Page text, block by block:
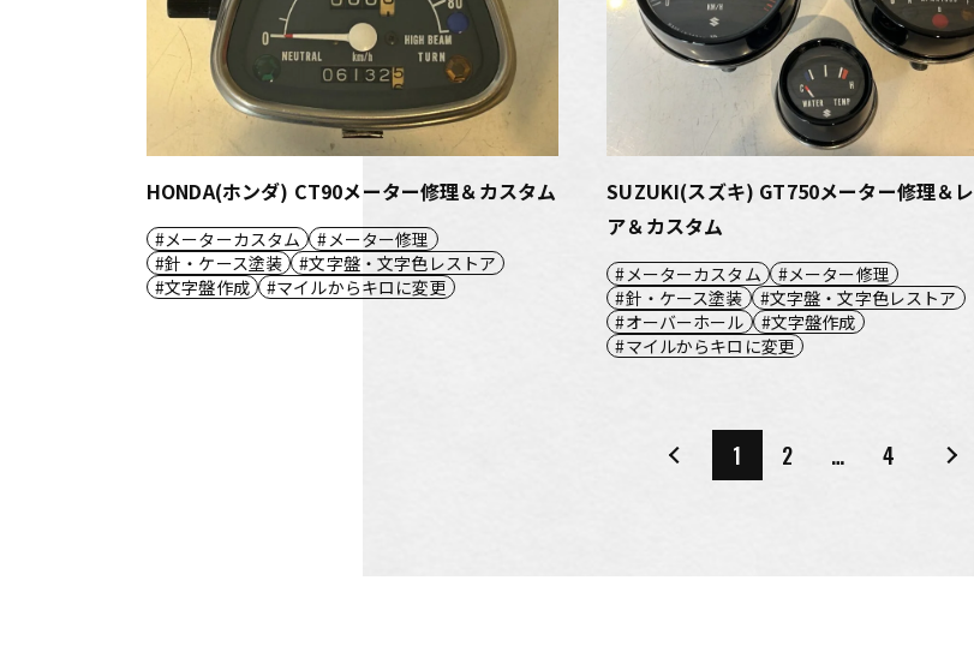
HONDA(ホンダ) CT90メーター修理＆カスタム
メーターカスタム
メーター修理
針・ケース塗装
文字盤・文字色レストア
文字盤作成
マイルからキロに変更
SUZUKI(スズキ) GT750メーター修理＆
ア＆カスタム
メーターカスタム
メーター修理
針・ケース塗装
文字盤・文字色レストア
オーバーホール
文字盤作成
マイルからキロに変更
1 2 … 4